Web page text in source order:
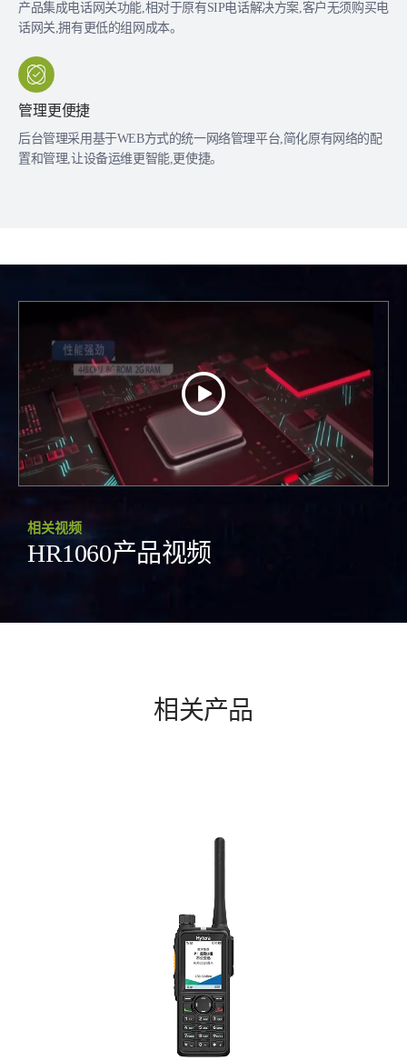
产品集成电话网关功能,相对于原有SIP电话解决方案,客户无须购买电
话网关,拥有更低的组网成本。
管理更便捷
后台管理采用基于WEB方式的统一网络管理平台,简化原有网络的配
置和管理,让设备运维更智能,更使捷。
相关视频
HR1060产品视频
相关产品